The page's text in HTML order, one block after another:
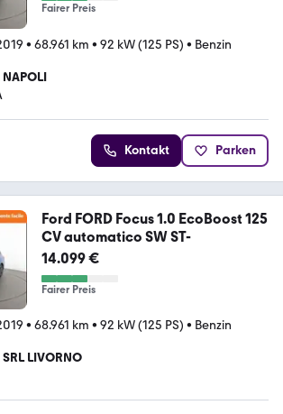
Fairer Preis
• 68.961 km • 92 kW (125 PS) • Benzin
NAPOLI
Kontakt Parken
Ford FORD Focus 1.0 EcoBoost 125
CV automatico SW ST-
14.099 €
Fairer Preis
• 68.961 km • 92 kW (125 PS) • Benzin
AUTOHERO ITALIA SRL LIVORNO